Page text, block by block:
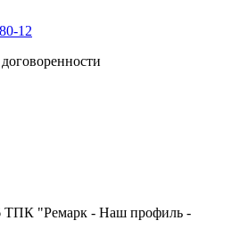
12
ТПК "Ремарк - Наш профиль -